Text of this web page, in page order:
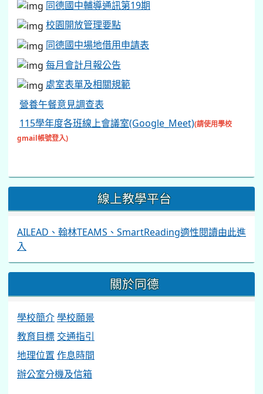
同德國中輔導通訊第19期
校園開放管理要點
同德國中場地借用申請表
每月會計月報公告
處室表單及相關規範
營養午餐意見調查表
115學年度各班線上會議室(Google_Meet)(請使用學校
gmail帳號登入)
線上教學平台
AILEAD、翰林TEAMS、SmartReading適性閱讀由此進
入
關於同德
學校簡介學校願景
教育目標 交通指引
地理位置 作息時間
辦公室分機及信箱